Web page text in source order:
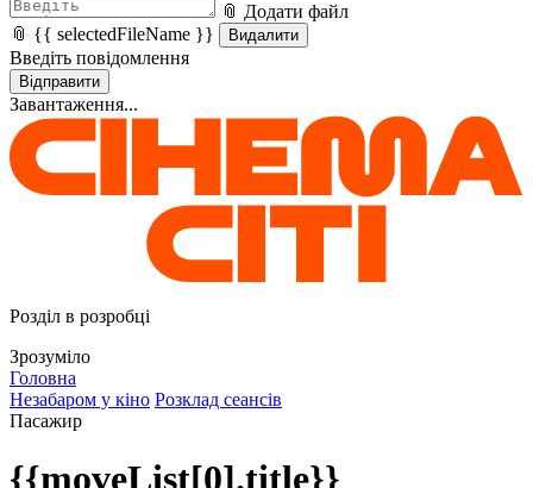
📎 Додати файл
📎 {{ selectedFileName }}
Видалити
Введіть повідомлення
Відправити
Завантаження...
Розділ в розробці
Зрозуміло
Головна
Незабаром у кіно Розклад сеансів
Пасажир
{{moveList[0].title}}